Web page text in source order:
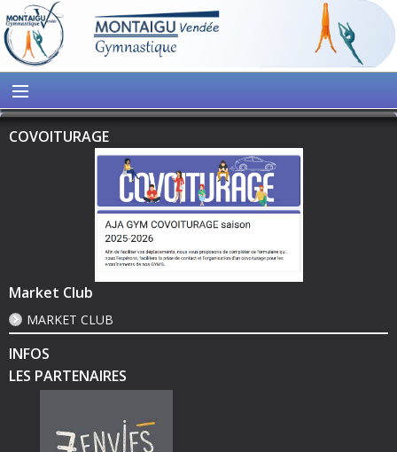
COVOITURAGE
Market Club
MARKET CLUB
INFOS
LES PARTENAIRES